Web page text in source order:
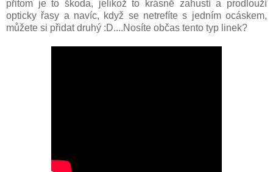
přitom je to škoda, jelikož to krásně zahustí a prodlouží
opticky řasy a navíc, když se netrefíte s jedním ocáskem,
můžete si přidat druhý :D....Nosíte občas tento typ linek?